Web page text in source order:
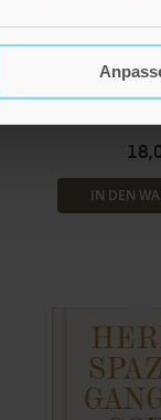
Wohlig-
mit
24 Rezepte
IN DEN